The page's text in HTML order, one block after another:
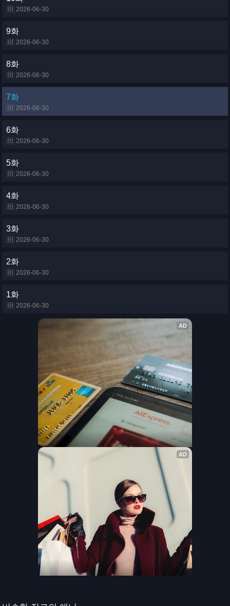
2026-06-30
9화
2026-06-30
8화
2026-06-30
7화
2026-06-30
6화
2026-06-30
5화
2026-06-30
4화
2026-06-30
3화
2026-06-30
2화
2026-06-30
1화
2026-06-30